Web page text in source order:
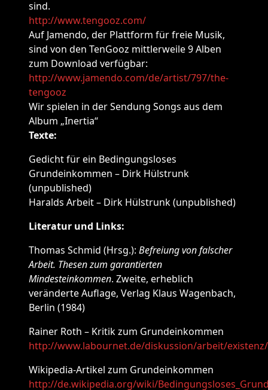
sind.
http://www.tengooz.com/
Auf Jamendo, der Plattform für freie Musik,
sind von den TenGooz mittlerweile 9 Alben
zum Download verfügbar:
http://www.jamendo.com/de/artist/797/the-
tengooz
Wir spielen in der Sendung Songs aus dem
Album „Inertia“
Texte:
Gedicht für ein Bedingungsloses
Grundeinkommen – Dirk Hülstrunk
(unpublished)
Haralds Arbeit – Dirk Hülstrunk (unpublished)
Literatur und Links:
Thomas Schmid (Hrsg.): Befreiung von falscher
Arbeit. Thesen zum garantierten
Mindesteinkommen. Zweite, erheblich
veränderte Auflage, Verlag Klaus Wagenbach,
Berlin (1984)
Rainer Roth – Kritik zum Grundeinkommen
http://www.labournet.de/diskussion/arbeit/
Wikipedia-Artikel zum Grundeinkommen
http://de.wikipedia.org/wiki/